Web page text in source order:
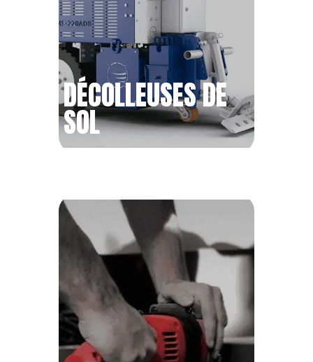
DÉCOLLEUSES DE
SOL